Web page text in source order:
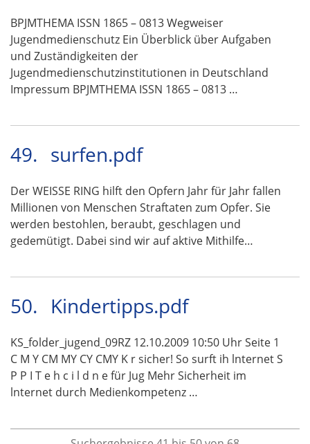
BPJMTHEMA ISSN 1865 – 0813 Wegweiser
Jugendmedienschutz Ein Überblick über Aufgaben
und Zuständigkeiten der
Jugendmedienschutzinstitutionen in Deutschland
Impressum BPJMTHEMA ISSN 1865 – 0813 …
49. surfen.pdf
Der WEISSE RING hilft den Opfern Jahr für Jahr fallen
Millionen von Menschen Straftaten zum Opfer. Sie
werden bestohlen, beraubt, geschlagen und
gedemütigt. Dabei sind wir auf aktive Mithilfe…
50. Kindertipps.pdf
KS_folder_jugend_09RZ 12.10.2009 10:50 Uhr Seite 1
C M Y CM MY CY CMY K r sicher! So surft ih lnternet S
P P I T e h c i l d n e für Jug Mehr Sicherheit im
lnternet durch Medienkompetenz …